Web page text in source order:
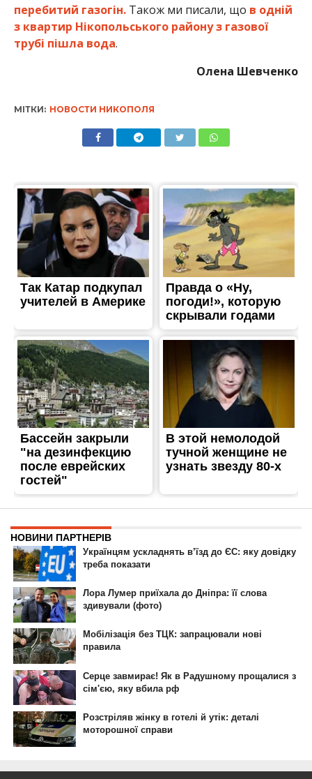
перебитий газогін.Також ми писали, що в одній
з квартир Нікопольського району з газової
трубі пішла вода.
Олена Шевченко
МІТКИ: НОВОСТИ НИКОПОЛЯ